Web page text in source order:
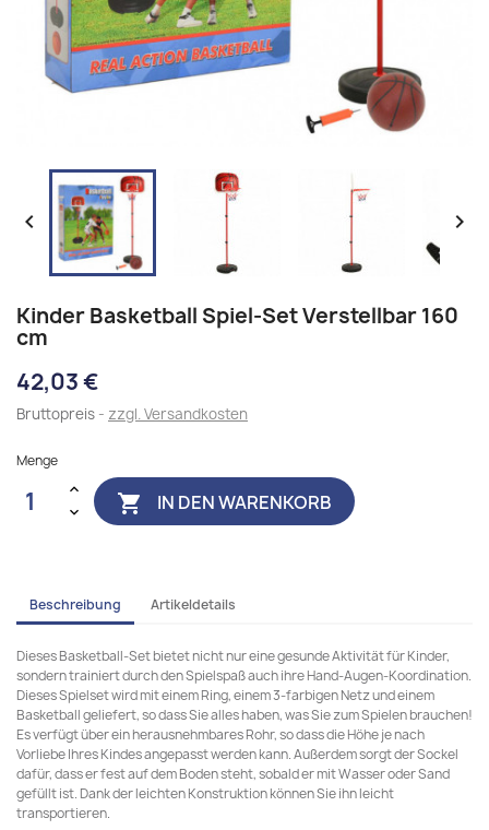
 
Kinder Basketball Spiel-Set Verstellbar 160
cm
42,03 €
Bruttopreis zzgl. Versandkosten
Menge
 IN DEN WARENKORB
Beschreibung Artikeldetails
Dieses Basketball-Set bietet nicht nur eine gesunde Aktivität für Kinder,
sondern trainiert durch den Spielspaß auch ihre Hand-Augen-Koordination.
Dieses Spielset wird mit einem Ring, einem 3-farbigen Netz und einem
Basketball geliefert, so dass Sie alles haben, was Sie zum Spielen brauchen!
Es verfügt über ein herausnehmbares Rohr, so dass die Höhe je nach
Vorliebe Ihres Kindes angepasst werden kann. Außerdem sorgt der Sockel
dafür, dass er fest auf dem Boden steht, sobald er mit Wasser oder Sand
gefüllt ist. Dank der leichten Konstruktion können Sie ihn leicht
transportieren.